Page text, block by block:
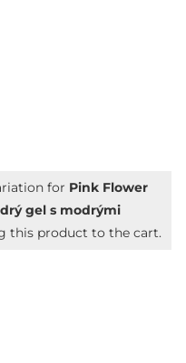
for Pink Flower
gel s modrými
this product to the cart.